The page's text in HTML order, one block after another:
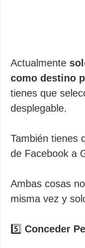
Actualmente
como destino
tienes que
desplegable.
También tienes
de Facebook a
Ambas cosas
misma vez y
5️⃣ Conceder